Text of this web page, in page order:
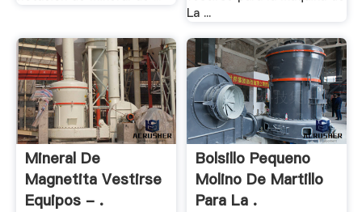
La ...
Mineral De
Magnetita Vestirse
Equipos - .
Bolsillo Pequeno
Molino De Martillo
Para La .